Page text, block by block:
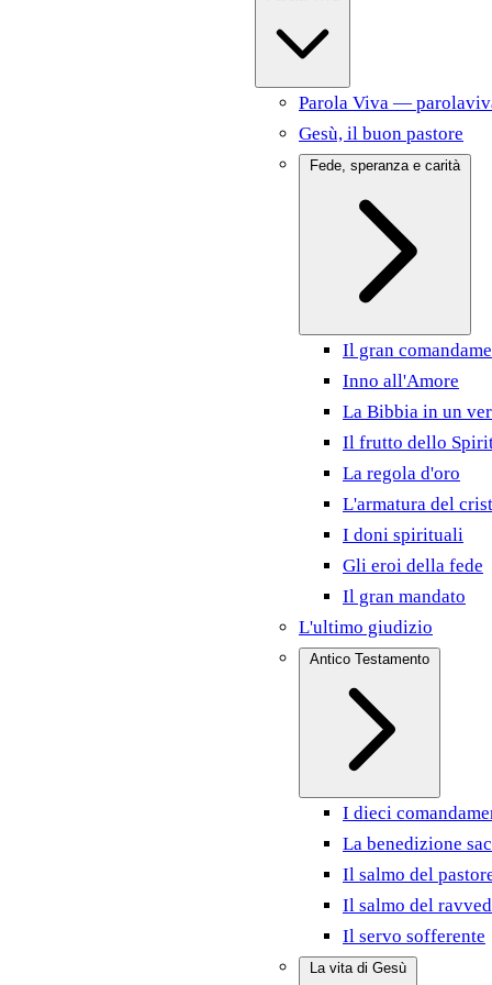
Parola Viva —
Gesù, il buon pastore
Il gran
Inno all'Amore
La Bibbia in un
Il frutto dello
La regola d'oro
L'armatura del
I doni spirituali
Gli eroi della fede
Il gran mandato
L'ultimo giudizio
I dieci
La benedizione
Il salmo del
Il salmo del
Il servo sofferente